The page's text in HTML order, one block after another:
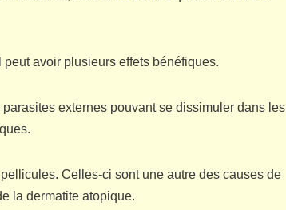
avoir plusieurs effets bénéfiques.
externes pouvant se dissimuler dans les
Celles-ci sont une autre des causes de
la dermatite atopique.